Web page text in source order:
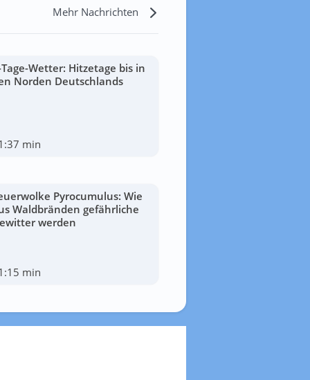
Mehr Nachrichten
Wetter: Hitzetage bis in
Norden Deutschlands
min
Pyrocumulus: Wie
Waldbränden gefährliche
werden
min